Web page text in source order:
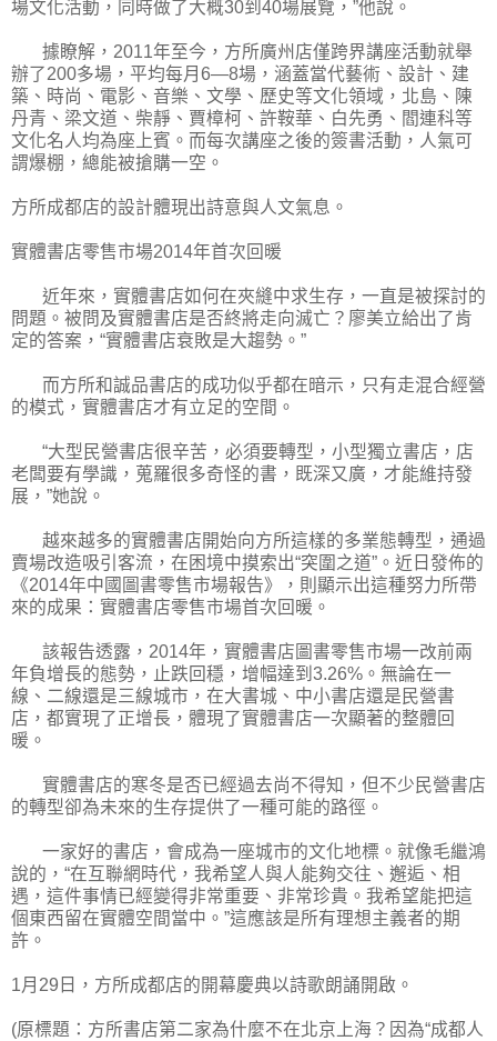
場文化活動，同時做了大概30到40場展覽，”他說。
據瞭解，2011年至今，方所廣州店僅跨界講座活動就舉
辦了200多場，平均每月6—8場，涵蓋當代藝術、設計、建
築、時尚、電影、音樂、文學、歷史等文化領域，北島、陳
丹青、梁文道、柴靜、賈樟柯、許鞍華、白先勇、閻連科等
文化名人均為座上賓。而每次講座之後的簽書活動，人氣可
謂爆棚，總能被搶購一空。
方所成都店的設計體現出詩意與人文氣息。
實體書店零售市場2014年首次回暖
近年來，實體書店如何在夾縫中求生存，一直是被探討的
問題。被問及實體書店是否終將走向滅亡？廖美立給出了肯
定的答案，“實體書店衰敗是大趨勢。”
而方所和誠品書店的成功似乎都在暗示，只有走混合經營
的模式，實體書店才有立足的空間。
“大型民營書店很辛苦，必須要轉型，小型獨立書店，店
老闆要有學識，蒐羅很多奇怪的書，既深又廣，才能維持發
展，”她說。
越來越多的實體書店開始向方所這樣的多業態轉型，通過
賣場改造吸引客流，在困境中摸索出“突圍之道”。近日發佈的
《2014年中國圖書零售市場報告》，則顯示出這種努力所帶
來的成果：實體書店零售市場首次回暖。
該報告透露，2014年，實體書店圖書零售市場一改前兩
年負增長的態勢，止跌回穩，增幅達到3.26%。無論在一
線、二線還是三線城市，在大書城、中小書店還是民營書
店，都實現了正增長，體現了實體書店一次顯著的整體回
暖。
實體書店的寒冬是否已經過去尚不得知，但不少民營書店
的轉型卻為未來的生存提供了一種可能的路徑。
一家好的書店，會成為一座城市的文化地標。就像毛繼鴻
說的，“在互聯網時代，我希望人與人能夠交往、邂逅、相
遇，這件事情已經變得非常重要、非常珍貴。我希望能把這
個東西留在實體空間當中。”這應該是所有理想主義者的期
許。
1月29日，方所成都店的開幕慶典以詩歌朗誦開啟。
(原標題：方所書店第二家為什麼不在北京上海？因為“成都人